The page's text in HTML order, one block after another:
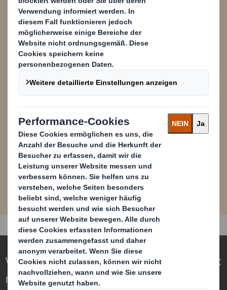
Inhalt blockiert
Um diesen Inhalt anzeigen zu können, müssen Sie die Verwendung
von Performance Cookies zulassen.
Powered by
Laden Sie hier die PDF-
Version herunter
Verpackungen für eine sich wandelnde Welt
neu definieren